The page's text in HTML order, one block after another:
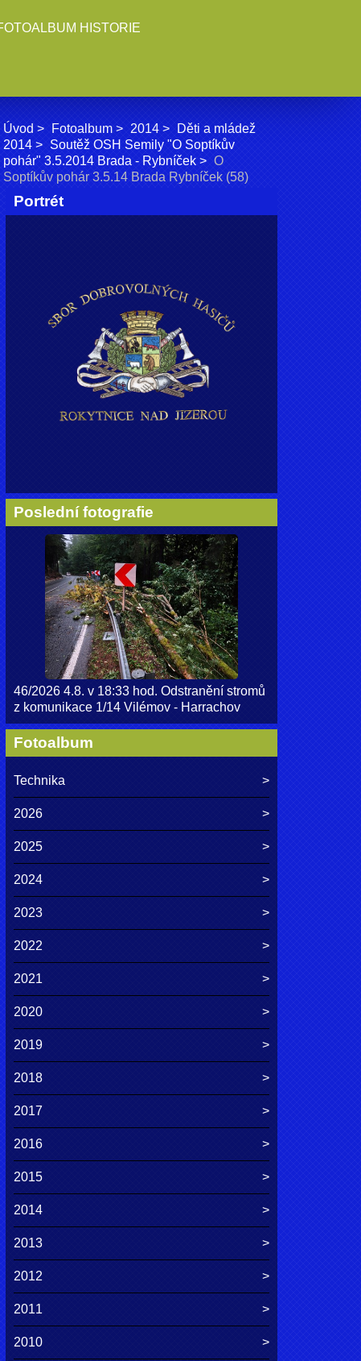
HISTORIE
Úvod Fotoalbum 2014
Děti a mládež
2014
Soutěž OSH Semily "O Soptíkův
pohár" 3.5.2014 Brada - Rybníček
O
Soptíkův pohár 3.5.14 Brada Rybníček (58)
Portrét
Poslední fotografie
46/2026 4.8. v 18:33 hod. Odstranění stromů
z komunikace 1/14 Vilémov - Harrachov
Fotoalbum
Technika
2026
2025
2024
2023
2022
2021
2020
2019
2018
2017
2016
2015
2014
2013
2012
2011
2010